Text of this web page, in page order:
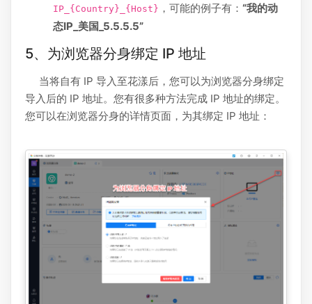
IP_{Country}_{Host} ，可能的例子有： “我的动
态IP_美国_5.5.5.5”
5、为浏览器分身绑定 IP 地址
当将自有 IP 导入至花漾后，您可以为浏览器分身绑定
导入后的 IP 地址。您有很多种方法完成 IP 地址的绑定。
您可以在浏览器分身的详情页面，为其绑定 IP 地址：